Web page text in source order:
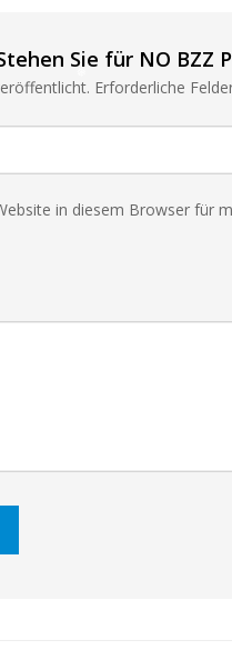
Sie für NO BZZ
Erforderliche
in diesem Browser für